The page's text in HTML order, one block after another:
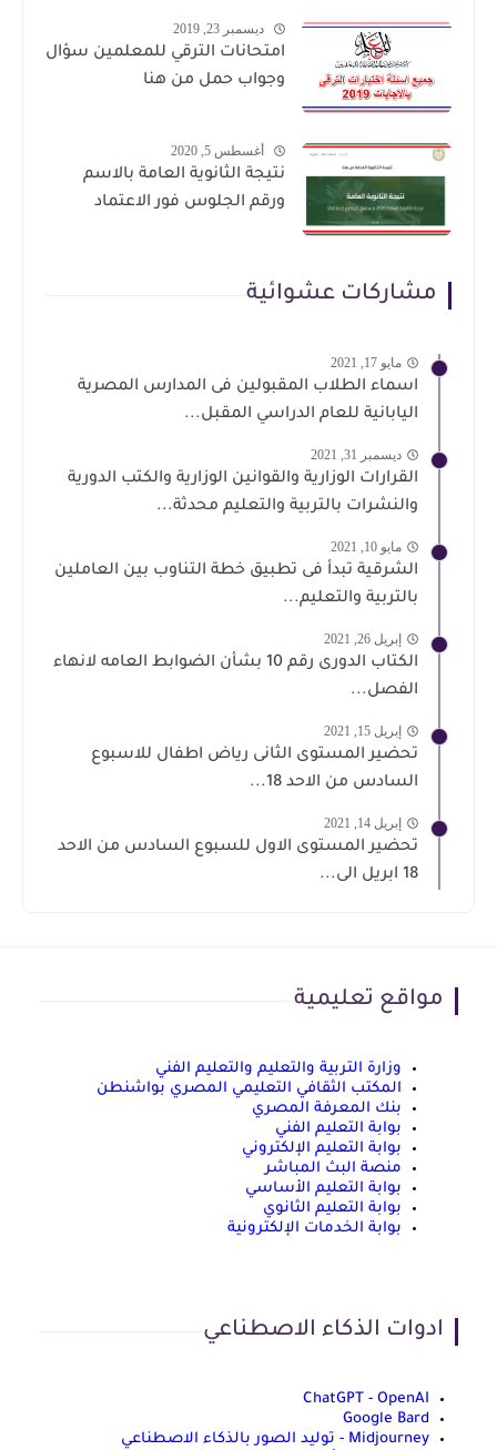
ديسمبر 23, 2019
امتحانات الترقي للمعلمين سؤال
وجواب حمل من هنا
أغسطس 5, 2020
نتيجة الثانوية العامة بالاسم
ورقم الجلوس فور الاعتماد
مشاركات عشوائية
مايو 17, 2021
اسماء الطلاب المقبولين فى المدارس المصرية
اليابانية للعام الدراسي المقبل...
ديسمبر 31, 2021
القرارات الوزارية والقوانين الوزارية والكتب الدورية
والنشرات بالتربية والتعليم محدثة...
مايو 10, 2021
الشرقية تبدأ فى تطبيق خطة التناوب بين العاملين
بالتربية والتعليم...
إبريل 26, 2021
الكتاب الدورى رقم 10 بشأن الضوابط العامه لانهاء
الفصل...
إبريل 15, 2021
تحضير المستوى الثانى رياض اطفال للاسبوع
السادس من الاحد 18...
إبريل 14, 2021
تحضير المستوى الاول للسبوع السادس من الاحد
18 ابريل الى...
مواقع تعليمية
وزارة التربية والتعليم والتعليم الفني
المكتب الثقافي التعليمي المصري بواشنطن
بنك المعرفة المصري
بوابة التعليم الفني
بوابة التعليم الإلكتروني
منصة البث المباشر
بوابة التعليم الأساسي
بوابة التعليم الثانوي
بوابة الخدمات الإلكترونية
ادوات الذكاء الاصطناعي
ChatGPT - OpenAI
Google Bard
Midjourney - توليد الصور بالذكاء الاصطناعي